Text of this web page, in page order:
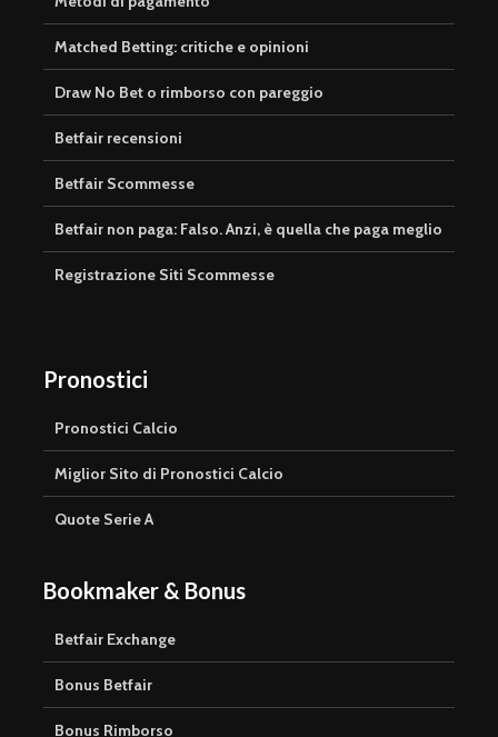
Matched Betting: critiche e opinioni
Draw No Bet o rimborso con pareggio
Betfair recensioni
Betfair Scommesse
Betfair non paga: Falso. Anzi, è quella che paga meglio
Registrazione Siti Scommesse
Pronostici
Pronostici Calcio
Miglior Sito di Pronostici Calcio
Quote Serie A
Bookmaker & Bonus
Betfair Exchange
Bonus Betfair
Bonus Rimborso